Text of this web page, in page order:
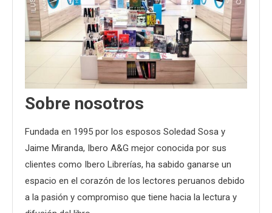
Sobre nosotros
Fundada en 1995 por los esposos Soledad Sosa y
Jaime Miranda, Ibero A&G mejor conocida por sus
clientes como Ibero Librerías, ha sabido ganarse un
espacio en el corazón de los lectores peruanos debido
a la pasión y compromiso que tiene hacia la lectura y